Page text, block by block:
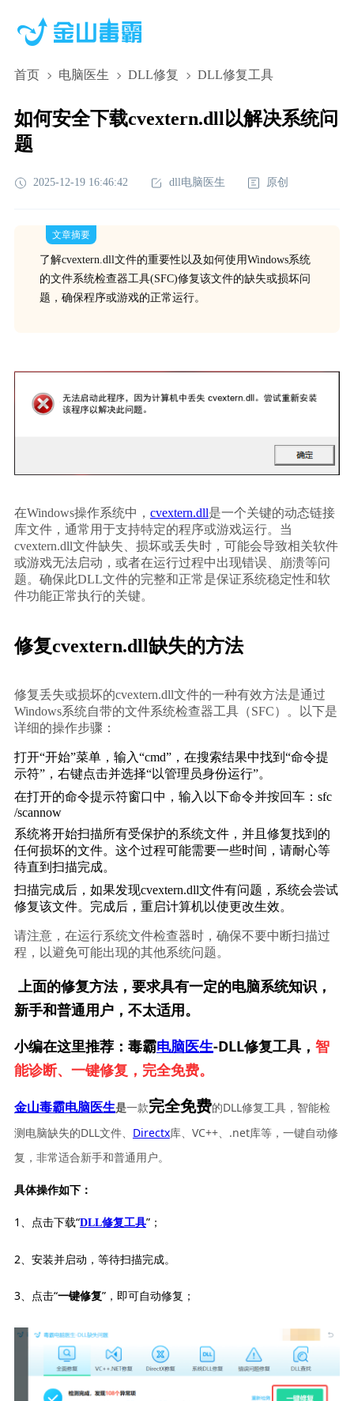
首页 电脑医生 DLL修复 DLL修复工具
如何安全下载cvextern.dll以解决系统问
题
2025-12-19 16:46:42 dll电脑医生 原创
文章摘要
了解cvextern.dll文件的重要性以及如何使用Windows系统
的文件系统检查器工具(SFC)修复该文件的缺失或损坏问
题，确保程序或游戏的正常运行。
在Windows操作系统中， cvextern.dll是一个关键的动态链接
库文件，通常用于支持特定的程序或游戏运行。当
cvextern.dll文件缺失、损坏或丢失时，可能会导致相关软件
或游戏无法启动，或者在运行过程中出现错误、崩溃等问
题。确保此DLL文件的完整和正常是保证系统稳定性和软
件功能正常执行的关键。
修复cvextern.dll缺失的方法
修复丢失或损坏的cvextern.dll文件的一种有效方法是通过
Windows系统自带的文件系统检查器工具（SFC）。以下是
详细的操作步骤：
打开“开始”菜单，输入“cmd”，在搜索结果中找到“命令提
示符”，右键点击并选择“以管理员身份运行”。
在打开的命令提示符窗口中，输入以下命令并按回车： sfc
/scannow
系统将开始扫描所有受保护的系统文件，并且修复找到的
任何损坏的文件。这个过程可能需要一些时间，请耐心等
待直到扫描完成。
扫描完成后，如果发现cvextern.dll文件有问题，系统会尝试
修复该文件。完成后，重启计算机以使更改生效。
请注意，在运行系统文件检查器时，确保不要中断扫描过
程，以避免可能出现的其他系统问题。
上面的修复方法，要求具有一定的电脑系统知识，
新手和普通用户，不太适用。
小编在这里推荐：毒霸电脑医生-DLL修复工具， 智
能诊断、一键修复，完全免费。
金山毒霸电脑医生是一款完全免费的DLL修复工具，智能检
测电脑缺失的DLL文件、 Directx库、VC++、.net库等，一键自动修
复，非常适合新手和普通用户。
具体操作如下：
1、点击下载“DLL修复工具”；
2、安装并启动，等待扫描完成。
3、点击“一键修复”，即可自动修复；